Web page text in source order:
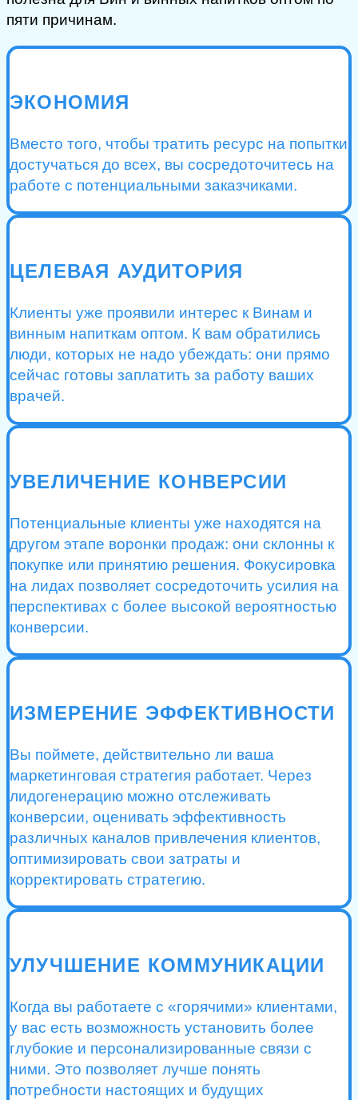
пяти причинам.
ЭКОНОМИЯ
Вместо того, чтобы тратить ресурс на попытки
достучаться до всех, вы сосредоточитесь на
работе с потенциальными заказчиками.
ЦЕЛЕВАЯ АУДИТОРИЯ
Клиенты уже проявили интерес к Винам и
винным напиткам оптом. К вам обратились
люди, которых не надо убеждать: они прямо
сейчас готовы заплатить за работу ваших
врачей.
УВЕЛИЧЕНИЕ КОНВЕРСИИ
Потенциальные клиенты уже находятся на
другом этапе воронки продаж: они склонны к
покупке или принятию решения. Фокусировка
на лидах позволяет сосредоточить усилия на
перспективах с более высокой вероятностью
конверсии.
ИЗМЕРЕНИЕ ЭФФЕКТИВНОСТИ
Вы поймете, действительно ли ваша
маркетинговая стратегия работает. Через
лидогенерацию можно отслеживать
конверсии, оценивать эффективность
различных каналов привлечения клиентов,
оптимизировать свои затраты и
корректировать стратегию.
УЛУЧШЕНИЕ КОММУНИКАЦИИ
Когда вы работаете с «горячими» клиентами,
у вас есть возможность установить более
глубокие и персонализированные связи с
ними. Это позволяет лучше понять
потребности настоящих и будущих